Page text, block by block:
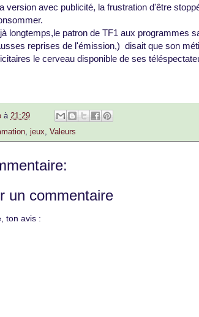
version avec publicité, la frustration d'être
longtemps,le patron de TF1 aux programmes
reprises de l'émission,) disait que son
le cerveau disponible de ses
à 21:29
, jeux, Valeurs
un commentaire
ton avis :